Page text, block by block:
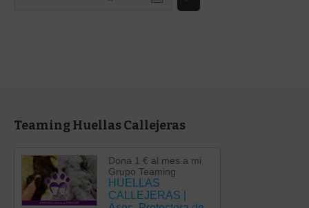
Teaming Huellas Callejeras